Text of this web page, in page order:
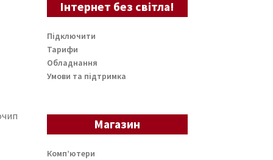
Інтернет без світла!
Підключити
Тарифи
Обладнання
Умови та підтримка
Магазин
Комп’ютери